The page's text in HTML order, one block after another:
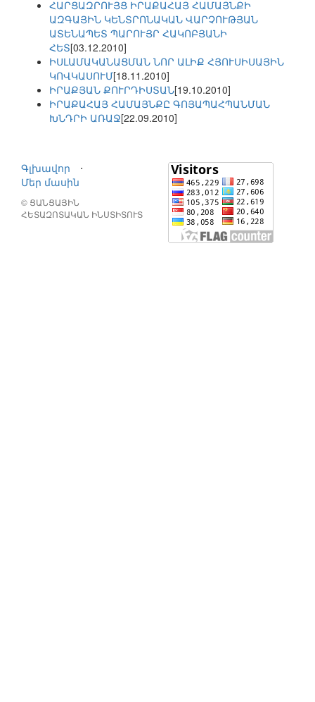
ՀԱՐՑԱԶՐՈՒՅՑ ԻՐԱՔԱՀԱՅ ՀԱՄԱՅՆՔԻ
ԱԶԳԱՅԻՆ ԿԵՆՏՐՈՆԱԿԱՆ ՎԱՐՉՈՒԹՅԱՆ
ԱՏԵՆԱՊԵՏ ՊԱՐՈՒՅՐ ՀԱԿՈԲՅԱՆԻ
ՀԵՏ[03.12.2010]
ԻՍԼԱՄԱԿԱՆԱՑՄԱՆ ՆՈՐ ԱԼԻՔ ՀՅՈՒՍԻՍԱՅԻՆ
ԿՈՎԿԱՍՈՒՄ[18.11.2010]
ԻՐԱՔՅԱՆ ՔՈՒՐԴԻՍՏԱՆ[19.10.2010]
ԻՐԱՔԱՀԱՅ ՀԱՄԱՅՆՔԸ ԳՈՅԱՊԱՀՊԱՆՄԱՆ
ԽՆԴՐԻ ԱՌԱՋ[22.09.2010]
Գլխավոր
⋅
Մեր մասին
© ՑԱՆՑԱՅԻՆ
ՀԵՏԱԶՈՏԱԿԱՆ ԻՆՍՏԻՏՈՒՏ